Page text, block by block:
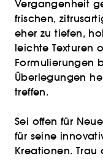
Vergangenheit
frischen,
eher zu tiefen,
leichte Texturen
Formulierungen
Überlegungen
treffen.
Sei offen für
für seine
Kreationen. Trau